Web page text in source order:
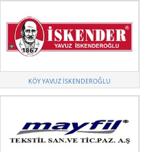
KÖY YAVUZ İSKENDEROĞLU